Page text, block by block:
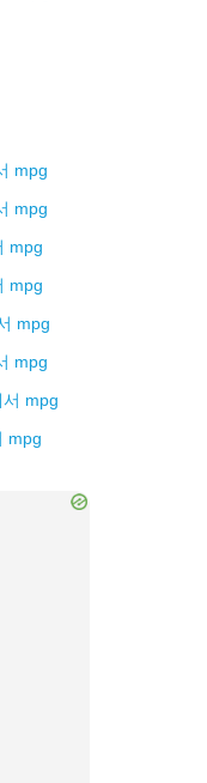
mpg
mpg
mpg
mpg
mpg
mpg
mpg
mpg